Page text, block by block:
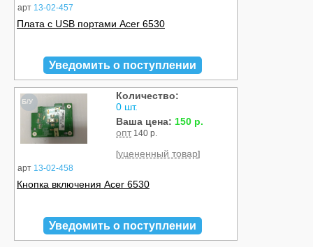
арт 13-02-457
Плата с USB портами Acer 6530
Уведомить о поступлении
Б/У
арт 13-02-458
Количество:
0 шт.
Ваша цена: 150 р.
опт 140 р.
[уцененный товар]
Кнопка включения Acer 6530
Уведомить о поступлении